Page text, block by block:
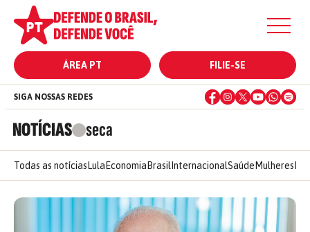
ÁREA PT FILIE-SE
NOTÍCIAS seca
SIGA NOSSAS REDES
Todas as notícias Lula Economia Brasil InternacionalSaúde Mulheres